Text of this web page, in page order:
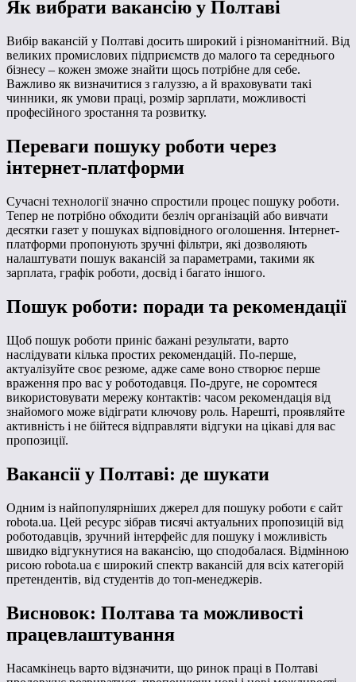
Як вибрати вакансію у Полтаві
Вибір вакансій у Полтаві досить широкий і різноманітний. Від
великих промислових підприємств до малого та середнього
бізнесу – кожен зможе знайти щось потрібне для себе.
Важливо як визначитися з галуззю, а й враховувати такі
чинники, як умови праці, розмір зарплати, можливості
професійного зростання та розвитку.
Переваги пошуку роботи через
інтернет-платформи
Сучасні технології значно спростили процес пошуку роботи.
Тепер не потрібно обходити безліч організацій або вивчати
десятки газет у пошуках відповідного оголошення. Інтернет-
платформи пропонують зручні фільтри, які дозволяють
налаштувати пошук вакансій за параметрами, такими як
зарплата, графік роботи, досвід і багато іншого.
Пошук роботи: поради та рекомендації
Щоб пошук роботи приніс бажані результати, варто
наслідувати кілька простих рекомендацій. По-перше,
актуалізуйте своє резюме, адже саме воно створює перше
враження про вас у роботодавця. По-друге, не соромтеся
використовувати мережу контактів: часом рекомендація від
знайомого може відіграти ключову роль. Нарешті, проявляйте
активність і не бійтеся відправляти відгуки на цікаві для вас
пропозиції.
Вакансії у Полтаві: де шукати
Одним із найпопулярніших джерел для пошуку роботи є сайт
robota.ua. Цей ресурс зібрав тисячі актуальних пропозицій від
роботодавців, зручний інтерфейс для пошуку і можливість
швидко відгукнутися на вакансію, що сподобалася. Відмінною
рисою robota.ua є широкий спектр вакансій для всіх категорій
претендентів, від студентів до топ-менеджерів.
Висновок: Полтава та можливості
працевлаштування
Насамкінець варто відзначити, що ринок праці в Полтаві